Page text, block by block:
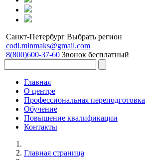
Санкт-Петербург Выбрать регион
codl.minmaks@gmail.com
8(800)600-37-60 Звонок бесплатный
Главная
О центре
Профессиональная переподготовка
Обучение
Повышение квалификации
Контакты
Главная страница